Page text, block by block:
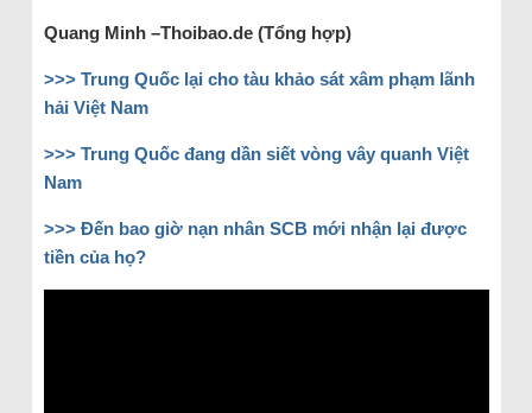
Quang Minh –Thoibao.de (Tổng hợp)
>>> Trung Quốc lại cho tàu khảo sát xâm phạm lãnh
hải Việt Nam
>>> Trung Quốc đang dần siết vòng vây quanh Việt
Nam
>>> Đến bao giờ nạn nhân SCB mới nhận lại được
tiền của họ?